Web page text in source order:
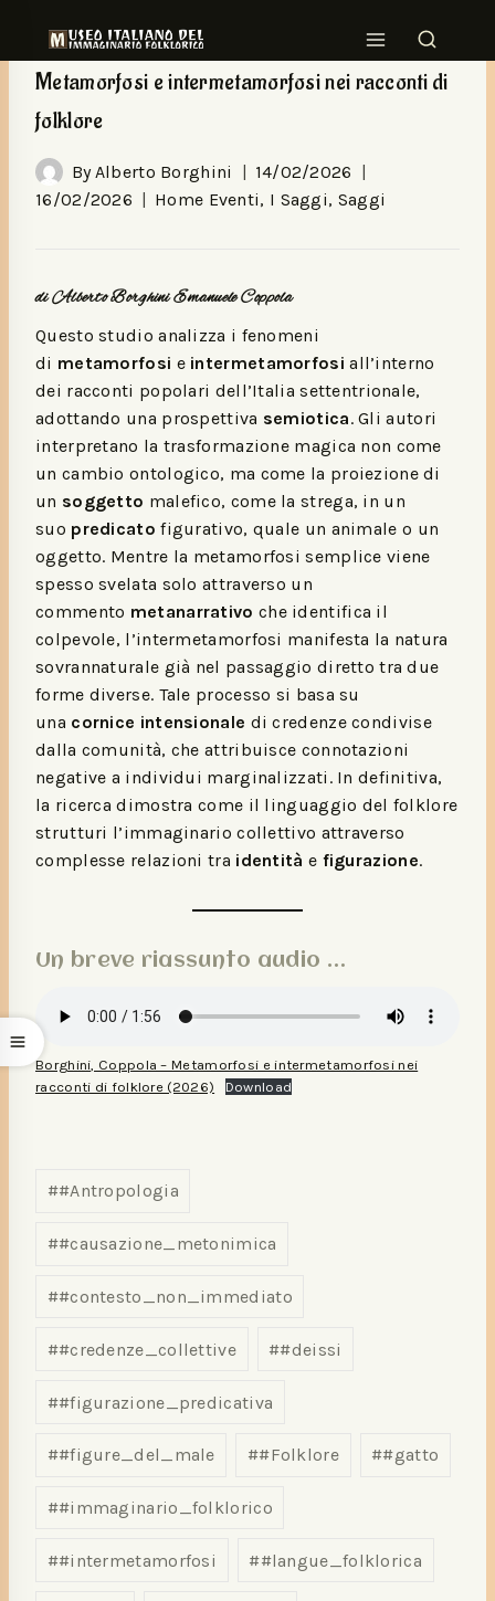
HOME EVENTI| SAGGI
Metamorfosi e intermetamorfosi nei racconti di
folklore
ByAlberto Borghini
14/02/2026
16/02/2026
Home Eventi, I Saggi, Saggi
di Alberto Borghini Emanuele Coppola
Questo studio analizza i fenomeni
di metamorfosi e intermetamorfosi all’interno
dei racconti popolari dell’Italia settentrionale,
adottando una prospettiva semiotica. Gli autori
interpretano la trasformazione magica non come
un cambio ontologico, ma come la proiezione di
un soggetto malefico, come la strega, in un
suo predicato figurativo, quale un animale o un
oggetto. Mentre la metamorfosi semplice viene
spesso svelata solo attraverso un
commento metanarrativo che identifica il
colpevole, l’intermetamorfosi manifesta la natura
sovrannaturale già nel passaggio diretto tra due
forme diverse. Tale processo si basa su
una cornice intensionale di credenze condivise
dalla comunità, che attribuisce connotazioni
negative a individui marginalizzati. In definitiva,
la ricerca dimostra come il linguaggio del folklore
strutturi l’immaginario collettivo attraverso
complesse relazioni tra identità e figurazione.
Un breve riassunto audio …
Borghini, Coppola – Metamorfosi e intermetamorfosi nei
racconti di folklore (2026)
Download
##Antropologia
##causazione_metonimica
##contesto_non_immediato
##credenze_collettive ##deissi
##figurazione_predicativa
##figure_del_male ##Folklore ##gatto
##immaginario_folklorico
##intermetamorfosi ##langue_folklorica